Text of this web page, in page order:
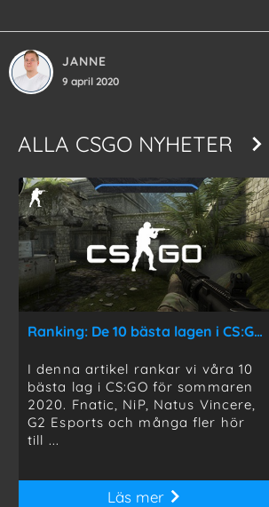
JANNE
9 april 2020
ALLA CSGO NYHETER
Ranking: De 10 bästa lagen i CS:GO just nu
I denna artikel rankar vi våra 10
bästa lag i CS:GO för sommaren
2020. Fnatic, NiP, Natus Vincere,
G2 Esports och många fler hör
till ...
Läs mer